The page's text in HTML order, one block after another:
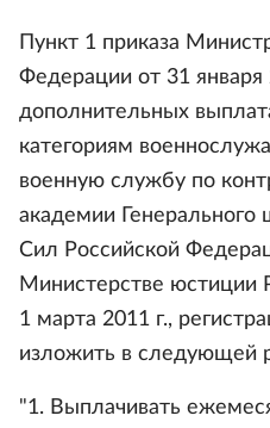
Пункт 1 приказа
Федерации от 31
дополнительных
категориям
военную службу по
академии
Сил Российской
Министерстве юстиции
1 марта 2011 г.,
изложить в следующей
"1. Выплачивать